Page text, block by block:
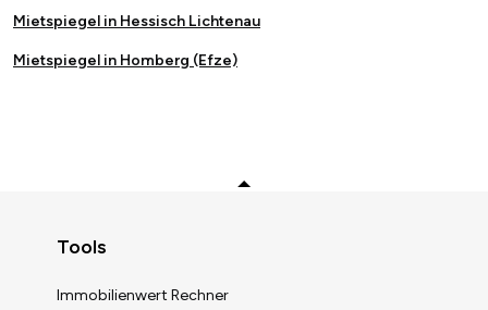
Mietspiegel in Hessisch Lichtenau
Mietspiegel in Homberg (Efze)
Tools
Immobilienwert Rechner